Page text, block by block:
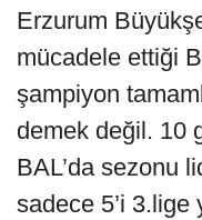
Erzurum
mücadele ettiği
şampiyon
demek değil. 10
BAL’da sezonu
sadece 5’i